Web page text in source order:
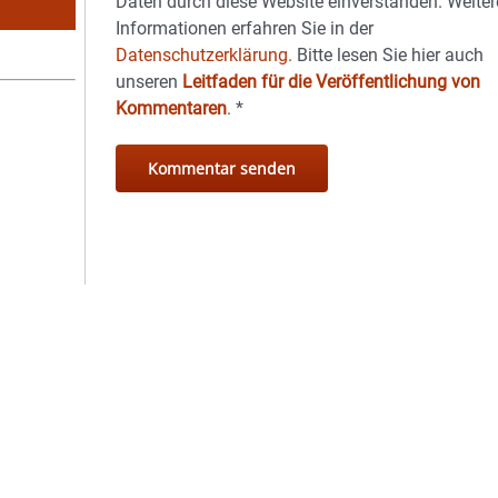
Informationen erfahren Sie in der
Datenschutzerklärung. Bitte lesen Sie hier auch
unseren Leitfaden für die Veröffentlichung von
Kommentaren.*